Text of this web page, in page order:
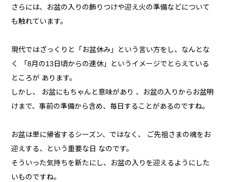
さらには、お盆の入りの飾りつけや迎え火の準備などについて
も触れています。
現代ではざっくりと「お盆休み」という言い方をし、なんとな
く 「8月の13日頃からの連休」というイメージでとらえている
ところが あります。
しかし、 お盆にもちゃんと意味があり 、お盆の入りからお盆明
けまで、事前の準備から含め、毎日することがあるのですね。
お盆は単に帰省するシーズン、ではなく、 ご先祖さまの魂をお
迎えする、という重要な日 なのです。
そういった気持ちを新たにし、お盆の入りを迎えるようにした
いものですね。